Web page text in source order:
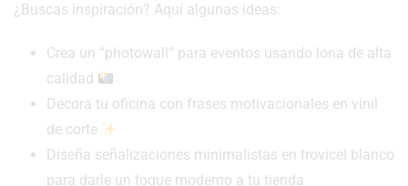
¿Buscas inspiración? Aquí algunas ideas:
Crea un “photowall” para eventos usando lona de alta
calidad
Decora tu oficina con frases motivacionales en vinil
de corte
Diseña señalizaciones minimalistas en trovicel blanco
para darle un toque moderno a tu tienda